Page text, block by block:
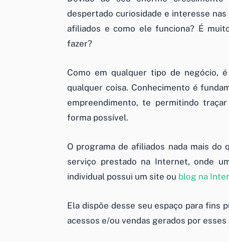
despertado curiosidade e interesse
afiliados e como ele funciona? É
fazer?
Como em qualquer tipo de negócio,
qualquer coisa. Conhecimento é
empreendimento, te permitindo
forma possível.
O programa de afiliados nada mais do
serviço prestado na Internet, onde
individual possui um site ou blog na
Ela dispõe desse seu espaço para fins
acessos e/ou vendas gerados por esses